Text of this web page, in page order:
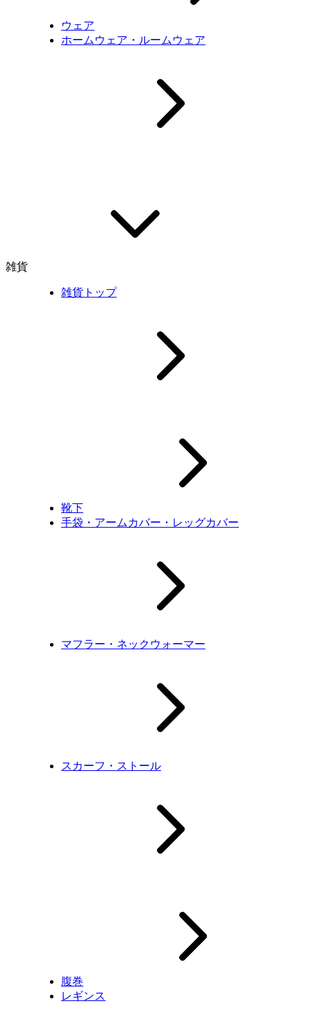
ウェア
ホームウェア・ルームウェア
雑貨
雑貨トップ
靴下
手袋・アームカバー・レッグカバー
マフラー・ネックウォーマー
スカーフ・ストール
腹巻
レギンス